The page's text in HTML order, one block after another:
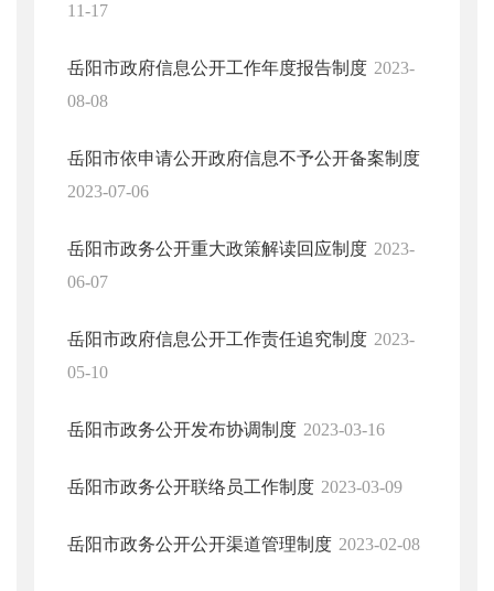
11-17
岳阳市政府信息公开工作年度报告制度 2023-
08-08
岳阳市依申请公开政府信息不予公开备案制度
2023-07-06
岳阳市政务公开重大政策解读回应制度 2023-
06-07
岳阳市政府信息公开工作责任追究制度 2023-
05-10
岳阳市政务公开发布协调制度 2023-03-16
岳阳市政务公开联络员工作制度 2023-03-09
岳阳市政务公开公开渠道管理制度 2023-02-08